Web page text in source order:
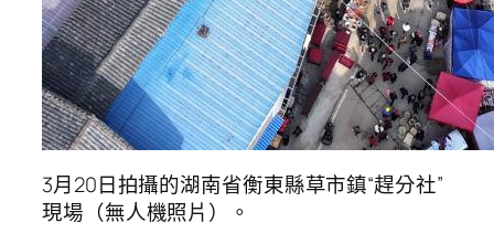
3月20日拍攝的湖南省衡東縣草市鎮“趕分社”
現場（無人機照片）。